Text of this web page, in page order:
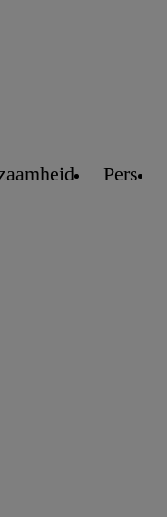
Pers